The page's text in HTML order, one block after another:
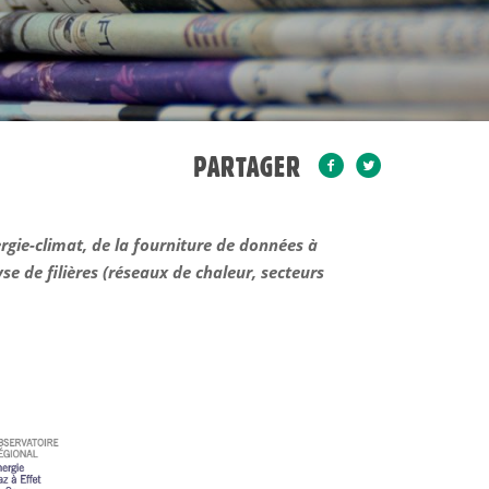
PARTAGER
climat, de la fourniture de données à
de filières (réseaux de chaleur, secteurs